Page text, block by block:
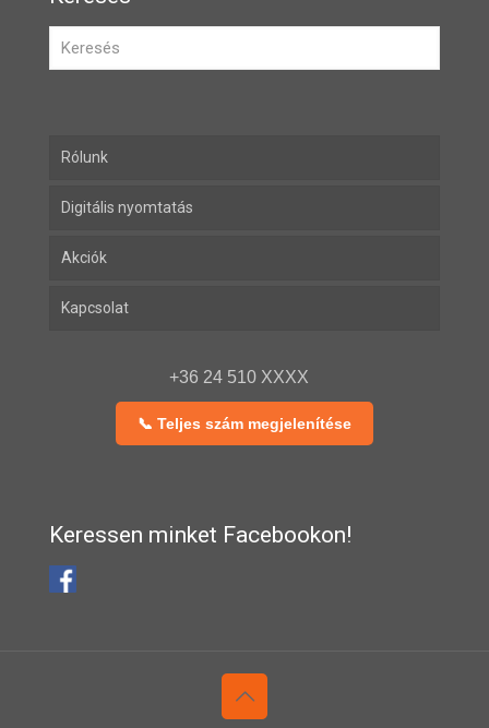
Rólunk
Digitális nyomtatás
Akciók
Kapcsolat
+36 24 510 XXXX
📞 Teljes szám megjelenítése
Keressen minket Facebookon!